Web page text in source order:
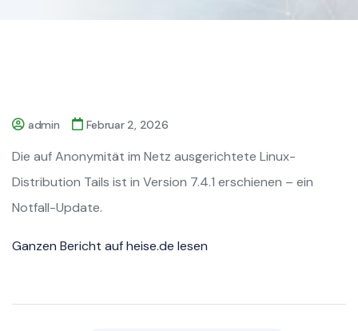
admin Februar 2, 2026
Die auf Anonymität im Netz ausgerichtete Linux-
Distribution Tails ist in Version 7.4.1 erschienen – ein
Notfall-Update.
Ganzen Bericht auf heise.de lesen